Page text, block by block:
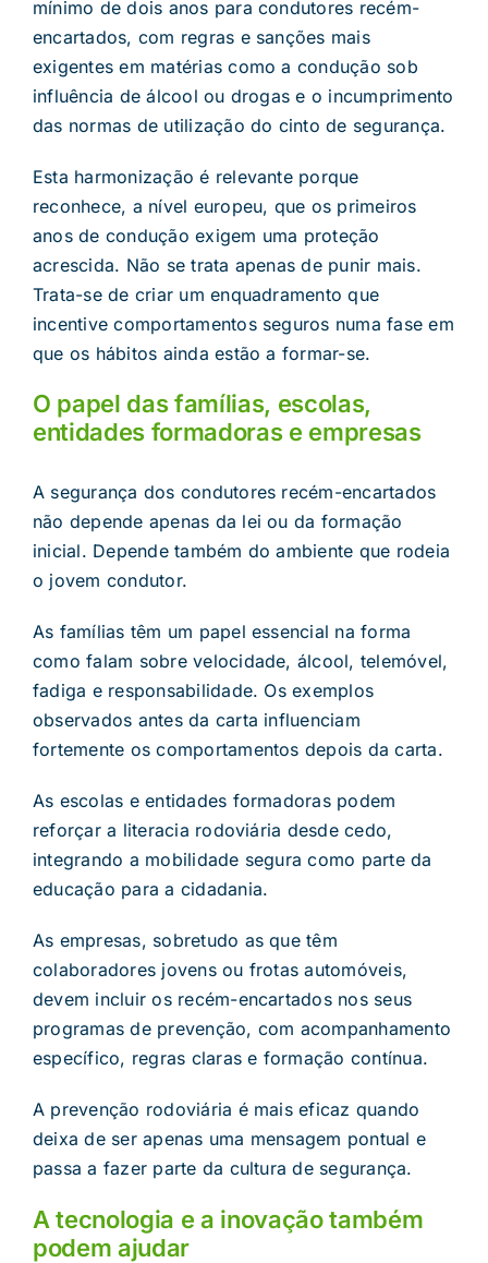
mínimo de dois anos para condutores recém-
encartados, com regras e sanções mais
exigentes em matérias como a condução sob
influência de álcool ou drogas e o incumprimento
das normas de utilização do cinto de segurança.
Esta harmonização é relevante porque
reconhece, a nível europeu, que os primeiros
anos de condução exigem uma proteção
acrescida. Não se trata apenas de punir mais.
Trata-se de criar um enquadramento que
incentive comportamentos seguros numa fase em
que os hábitos ainda estão a formar-se.
O papel das famílias, escolas,
entidades formadoras e empresas
A segurança dos condutores recém-encartados
não depende apenas da lei ou da formação
inicial. Depende também do ambiente que rodeia
o jovem condutor.
As famílias têm um papel essencial na forma
como falam sobre velocidade, álcool, telemóvel,
fadiga e responsabilidade. Os exemplos
observados antes da carta influenciam
fortemente os comportamentos depois da carta.
As escolas e entidades formadoras podem
reforçar a literacia rodoviária desde cedo,
integrando a mobilidade segura como parte da
educação para a cidadania.
As empresas, sobretudo as que têm
colaboradores jovens ou frotas automóveis,
devem incluir os recém-encartados nos seus
programas de prevenção, com acompanhamento
específico, regras claras e formação contínua.
A prevenção rodoviária é mais eficaz quando
deixa de ser apenas uma mensagem pontual e
passa a fazer parte da cultura de segurança.
A tecnologia e a inovação também
podem ajudar